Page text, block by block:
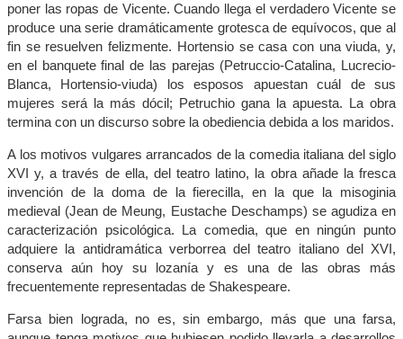
poner las ropas de Vicente. Cuando llega el verdadero Vicente se
produce una serie dramáticamente grotesca de equívocos, que al
fin se resuelven felizmente. Hortensio se casa con una viuda, y,
en el banquete final de las parejas (Petruccio-Catalina, Lucrecio-
Blanca, Hortensio-viuda) los esposos apuestan cuál de sus
mujeres será la más dócil; Petruchio gana la apuesta. La obra
termina con un discurso sobre la obediencia debida a los maridos.
A los motivos vulgares arrancados de la comedia italiana del siglo
XVI y, a través de ella, del teatro latino, la obra añade la fresca
invención de la doma de la fierecilla, en la que la misoginia
medieval (Jean de Meung, Eustache Deschamps) se agudiza en
caracterización psicológica. La comedia, que en ningún punto
adquiere la antidramática verborrea del teatro italiano del XVI,
conserva aún hoy su lozanía y es una de las obras más
frecuentemente representadas de Shakespeare.
Farsa bien lograda, no es, sin embargo, más que una farsa,